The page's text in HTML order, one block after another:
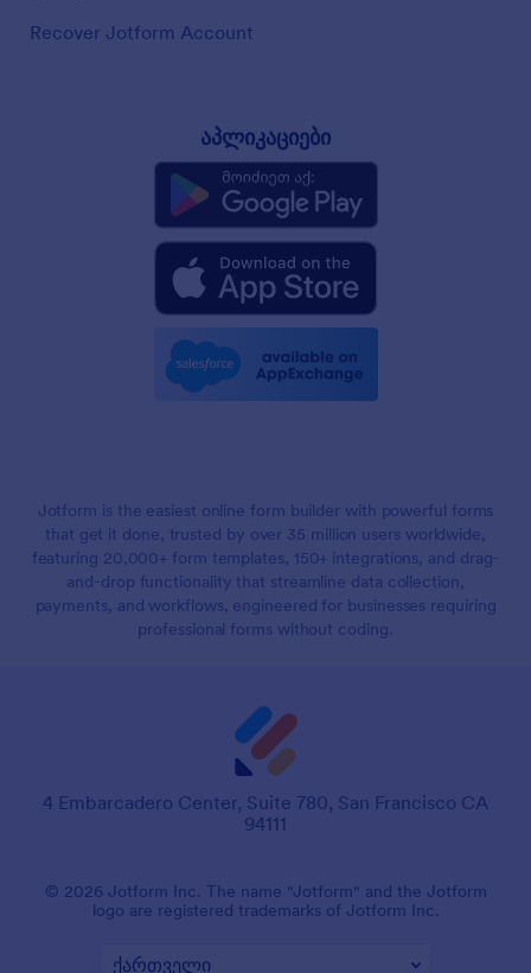
Recover Jotform Account
აპლიკაციები
Jotform is the easiest online form builder with powerful forms
that get it done, trusted by over 35 million users worldwide,
featuring 20,000+ form templates, 150+ integrations, and drag-
and-drop functionality that streamline data collection,
payments, and workflows, engineered for businesses requiring
professional forms without coding.
4 Embarcadero Center, Suite 780, San Francisco CA
94111
© 2026 Jotform Inc. The name "Jotform" and the Jotform
logo are registered trademarks of Jotform Inc.